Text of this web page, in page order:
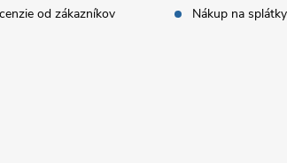
od zákazníkov
Nákup na splátky